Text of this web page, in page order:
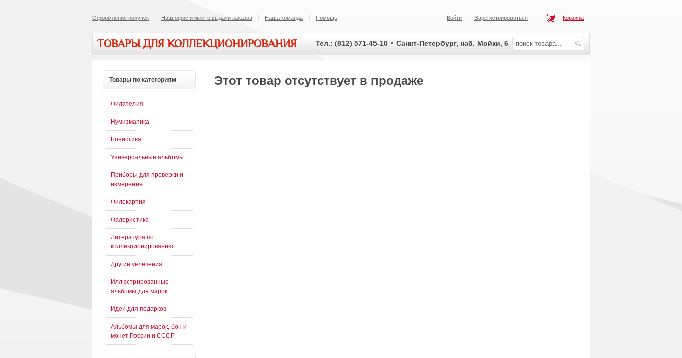
Оформление покупок Наш офис и место выдачи заказов Наша команда Помощь Корзина
Зарегистрироваться
Войти
ТОВАРЫ ДЛЯ КОЛЛЕКЦИОНИРОВАНИЯ Тел.: (812) 571-45-10 Санкт-Петербург, наб. Мойки, 6
Этот товар отсутствует в продаже
Товары по категориям
Филателия
Нумизматика
Бонистика
Универсальные альбомы
Приборы для проверки и
измерения
Филокартия
Фалеристика
Литература по
коллекционированию
Другие увлечения
Иллюстрированные
альбомы для марок
Идеи для подарков
Альбомы для марок, бон и
монет России и СССР